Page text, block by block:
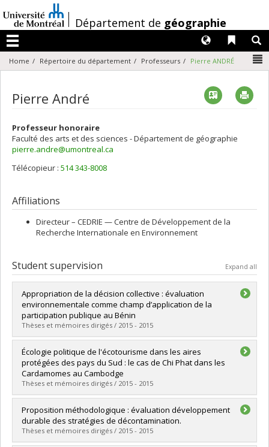
au
contenu
/Département de géographie
Menu
Liens
Langues
Home Répertoire du département Professeurs Pierre ANDRÉ
Pierre André Vcard
Professeur honoraire
Faculté des arts et des sciences - Département de géographie
pierre.andre@umontreal.ca
Télécopieur : 514 343-8008
Affiliations
Directeur – CEDRIE — Centre de Développement de la
Recherche Internationale en Environnement
Student supervision Expand all
Appropriation de la décision collective : évaluation
environnementale comme champ d’application de la
participation publique au Bénin
Thèses et mémoires dirigés / 2015 - 2015
Graduate :Lanmafankpotin, Pépin Georges Yahouédéhou
Cycle :Doctoral
Grade :Ph. D.
Lien vers le document dans Papyrus
Écologie politique de l'écotourisme dans les aires
protégées des pays du Sud : le cas de Chi Phat dans les
Cardamomes au Cambodge
Thèses et mémoires dirigés / 2015 - 2015
Graduate : Tardif, Jonathan
Cycle :Doctoral
Grade :Ph. D.
Lien vers le document dans Papyrus
Proposition méthodologique : évaluation développement
durable des stratégies de décontamination.
Thèses et mémoires dirigés / 2015 - 2015